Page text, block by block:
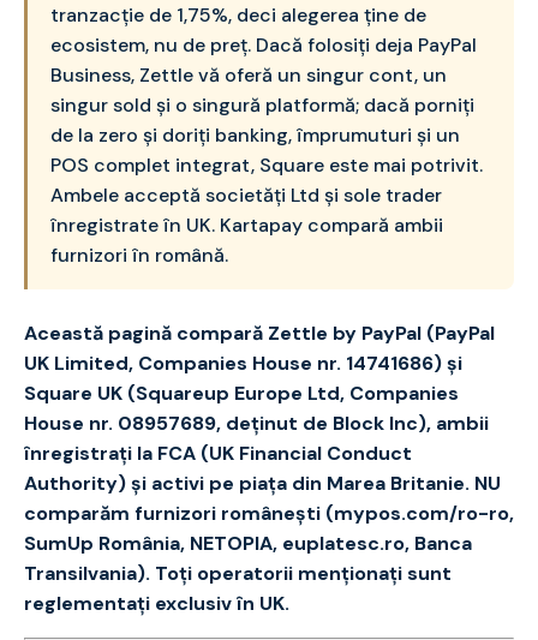
tranzacție de 1,75%, deci alegerea ține de
ecosistem, nu de preț. Dacă folosiți deja PayPal
Business, Zettle vă oferă un singur cont, un
singur sold și o singură platformă; dacă porniți
de la zero și doriți banking, împrumuturi și un
POS complet integrat, Square este mai potrivit.
Ambele acceptă societăți Ltd și sole trader
înregistrate în UK. Kartapay compară ambii
furnizori în română.
Această pagină compară Zettle by PayPal (PayPal
UK Limited, Companies House nr. 14741686) și
Square UK (Squareup Europe Ltd, Companies
House nr. 08957689, deținut de Block Inc), ambii
înregistrați la FCA (UK Financial Conduct
Authority) și activi pe piața din Marea Britanie. NU
comparăm furnizori românești (mypos.com/ro-ro,
SumUp România, NETOPIA, euplatesc.ro, Banca
Transilvania). Toți operatorii menționați sunt
reglementați exclusiv în UK.